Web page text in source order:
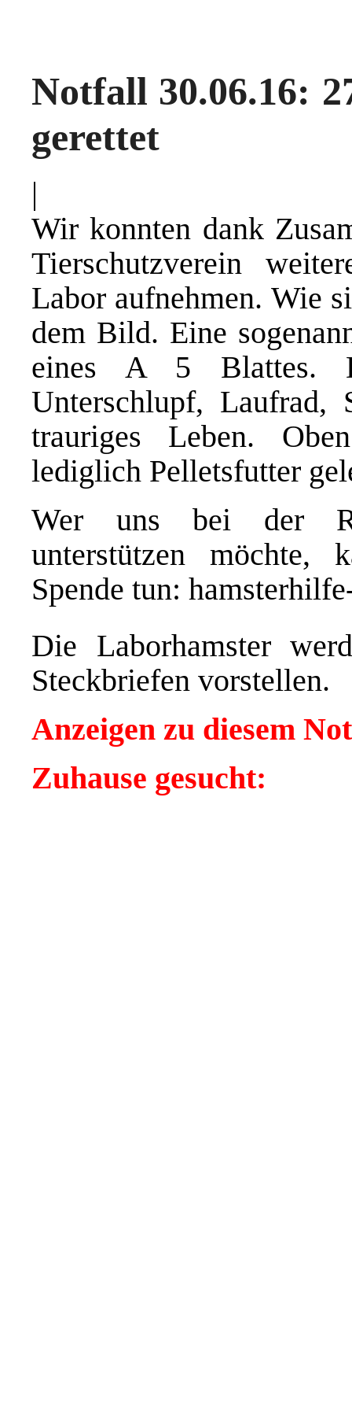
Notfall 30.06.16:
gerettet
|
Wir konnten dank
Tierschutzverein
Labor aufnehmen. Wie
dem Bild. Eine
eines A 5 Blattes.
Unterschlupf, Laufrad,
trauriges Leben.
lediglich Pelletsfutter
Wer uns bei der
unterstützen möchte,
Spende tun:
Die Laborhamster
Steckbriefen vorstellen.
Anzeigen zu diesem
Zuhause gesucht: